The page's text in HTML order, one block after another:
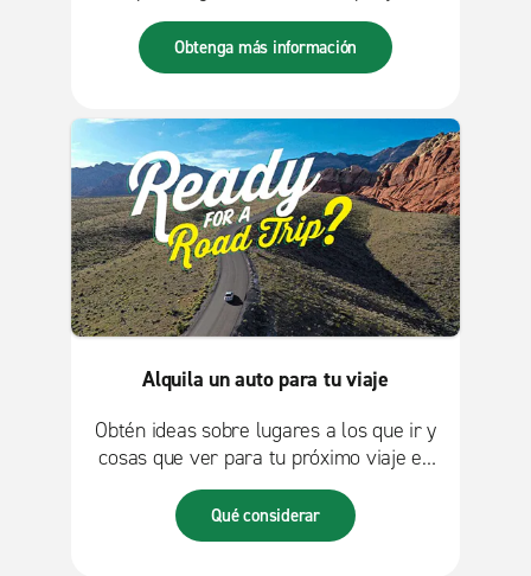
mantenido.
Obtenga más información
Alquila un auto para tu viaje
Obtén ideas sobre lugares a los que ir y
cosas que ver para tu próximo viaje en
la comodidad y conveniencia de un auto
de alquiler.
Qué considerar